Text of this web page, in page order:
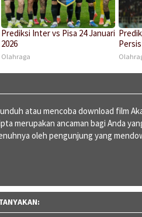
Prediksi Inter vs Pisa 24 Januari
2026
Olahraga
atau mencoba download film
merupakan ancaman bagi Anda
oleh pengunjung yang